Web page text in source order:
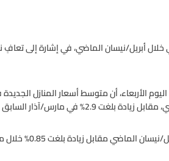
خلال أبريل/نيسان الماضي، في إشارة إلى
وعلى أساس شهري، ارتفعت أسعار المنازل بنحو